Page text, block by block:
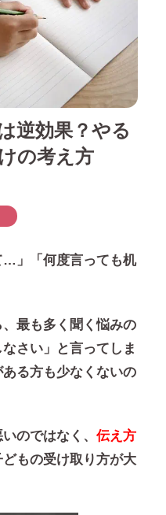
逆効果？やる
の考え方
…」「何度言っても机
最も多く聞く悩みの
さい」と言ってしま
る方も少なくないの
のではなく、 伝え方
もの受け取り方が大